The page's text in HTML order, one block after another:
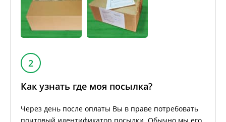
2
Как узнать где моя посылка?
Через день после оплаты Вы в праве потребовать